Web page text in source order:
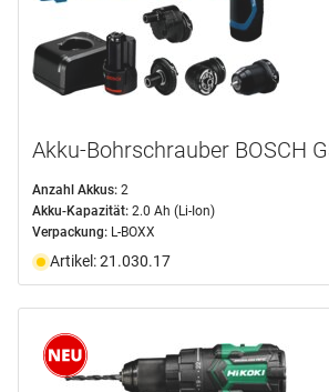
BOSCH PROFESSIONAL (43)
DEWALT
(17)
FEIN (5)
HIKOKI (11)
mehr anzeigen ...
Produktart
Bohrmaschine (145)
Maschinenset (8)
Schrauber
(2)
Akku-Bohrschrauber BOSCH
Anzahl Akkus: 2
Akku-Kapazität: 2.0 Ah (Li-Ion)
Verpackung: L-BOXX
Artikel: 21.030.17